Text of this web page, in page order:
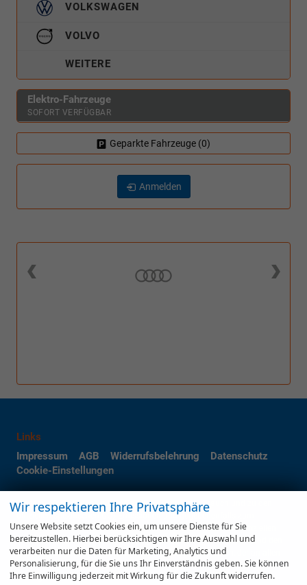
VOLKSWAGEN
VOLVO
WEITERE
Elektro-Fahrzeuge
SOFORT VERFÜGBAR
Geparkte Fahrzeuge (0)
Anmelden
Links
Impressum
AGB Widerrufsbelehrung
Datenschutz
Cookie-Einstellungen
Weitere Informationen zum offiziellen Kraftstoffverbrauch und zu den
offiziellen spezifischen CO
-Emissionen und gegebenenfalls zum
Stromverbrauch neuer PKW können dem 'Leitfaden über den offiziellen
Kraftstoffverbrauch, die offiziellen spezifischen CO 2-Emissionen und den
offiziellen Stromverbrauch neuer PKW' entnommen werden, der an allen
Verkaufsstellen und bei der 'Deutschen Automobil Treuhand GmbH'
unentgeltlich erhältlich ist unter www.dat.de.
Wir respektieren Ihre Privatsphäre
Unsere Website setzt Cookies ein, um unsere Dienste für Sie
bereitzustellen. Hierbei berücksichtigen wir Ihre Auswahl und
verarbeiten nur die Daten für Marketing, Analytics und
Personalisierung, für die Sie uns Ihr Einverständnis geben. Sie können
Ihre Einwilligung jederzeit mit Wirkung für die Zukunft widerrufen.